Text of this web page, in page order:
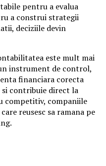
pentru a evalua
a construi strategii
deciziile devin
este mult mai
instrument de control,
financiara corecta
contribuie direct la
companiile
reusesc sa ramana pe